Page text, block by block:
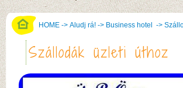
HOME-> Aludj rá!-> Business hotel ->
Szállodák üzleti úthoz